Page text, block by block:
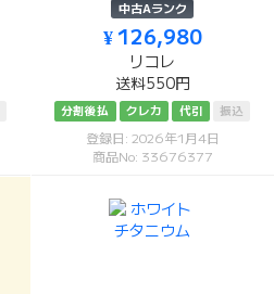
中古Aランク
¥ 126,980
リコレ
送料550円
分割後払 クレカ 代引 振込
登録日: 2026年1月4日
商品No: 33676377